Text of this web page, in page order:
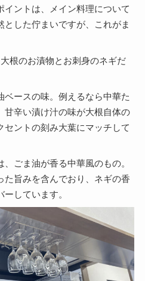
イントは、メイン料理について
とした佇まいですが、これがま
根のお漬物とお刺身のネギだ
ベースの味。例えるなら中華た
甘辛い漬け汁の味が大根自体の
ントの刻み大葉にマッチして
ごま油が香る中華風のもの。
た旨みを含んでおり、ネギの香
しています。